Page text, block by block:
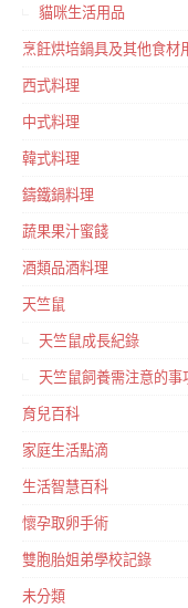
貓咪生活用品
烹飪烘培鍋具及其他食材
西式料理
中式料理
韓式料理
鑄鐵鍋料理
蔬果果汁蜜餞
酒類品酒料理
天竺鼠
天竺鼠成長紀錄
天竺鼠飼養需注意的事
育兒百科
家庭生活點滴
生活智慧百科
懷孕取卵手術
雙胞胎姐弟學校記錄
未分類